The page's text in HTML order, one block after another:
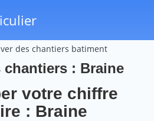
des chantiers batiment
chantiers : Braine
votre chiffre
: Braine